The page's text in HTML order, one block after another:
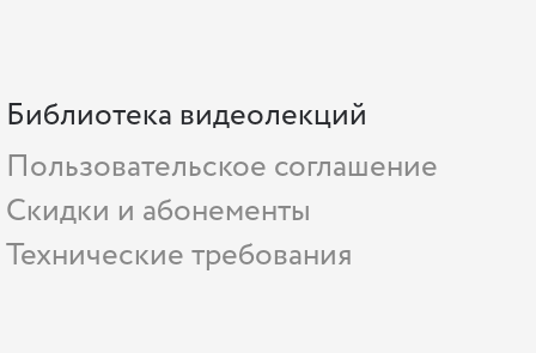
Библиотека видеолекций
Пользовательское соглашение
Скидки и абонементы
Технические требования